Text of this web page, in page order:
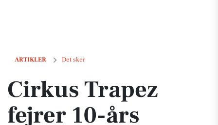
ARTIKLER Det sker
Cirkus Trapez fejrer 10-års jubilæum med spektakulær forestilling
Cirkus Trapez
fejrer 10-års